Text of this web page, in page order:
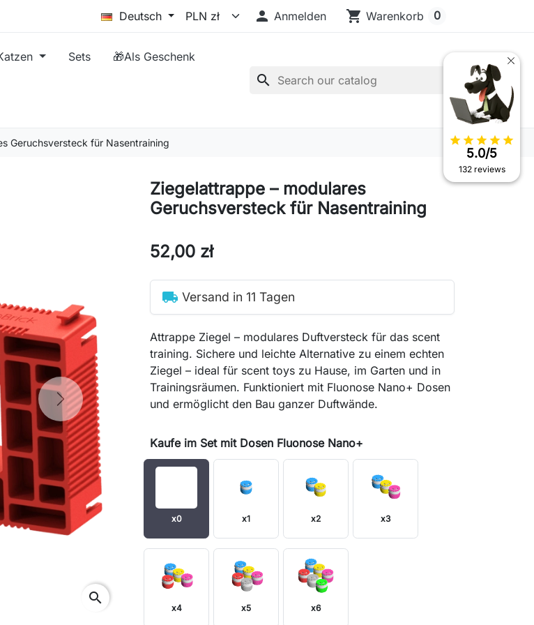
Deutsch  Anmelden shopping_cart Warenkorb 0
Sets 🎁Als Geschenk
search
Geruchsversteck für Nasentraining
Next
search
Ziegelattrappe – modulares
Geruchsversteck für Nasentraining
52,00 zł
local_shipping Versand in 11 Tagen
Attrappe Ziegel – modulares Duftversteck für das scent
training. Sichere und leichte Alternative zu einem echten
Ziegel – ideal für scent toys zu Hause, im Garten und in
Trainingsräumen. Funktioniert mit Fluonose Nano+ Dosen
und ermöglicht den Bau ganzer Duftwände.
Kaufe im Set mit Dosen Fluonose Nano+
x0 x1 x2 x3
x4 x5 x6
star star star star star
5.0/5
132 reviews